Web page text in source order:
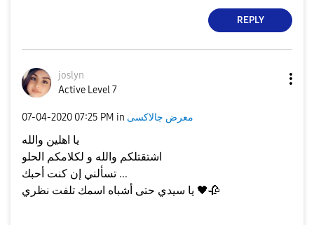
REPLY
joslyn
Active Level 7
‎07-04-2020 07:25 PM in معرض جالاكسى
يا اهلين والله
اشتقتلكم والله و لكلامكم الحلو
تسألني إن كنت أحبك ...
🖤🥀